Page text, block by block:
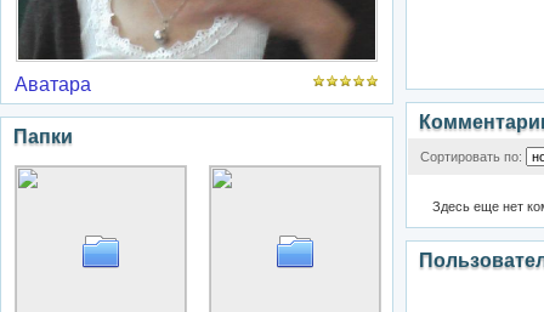
Аватара
Папки
Сортировать по:
Здесь еще нет